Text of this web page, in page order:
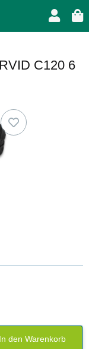
C120 6
In den Warenkorb